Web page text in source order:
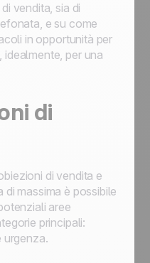
vendita, sia di
e su come
in opportunità per
per una
di
di vendita e
di massima è possibile
aree
principali:
urgenza.